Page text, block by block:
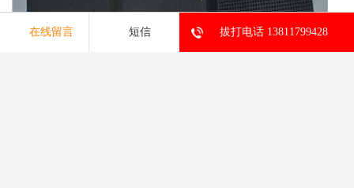
在线留言 短信 拔打电话 13811799428